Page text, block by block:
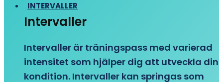
INTERVALLER
Intervaller
Intervaller är träningspass med varierad
intensitet som hjälper dig att utveckla din
kondition. Intervaller kan springas som